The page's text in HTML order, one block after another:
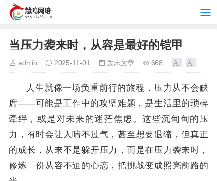
当压力袭来时，从容是最好的铠甲
admin 2025-11-01 励志文章 668
人生就像一场负重前行的旅程，压力从不会缺
席——可能是工作中的攻坚难题，是生活里的琐碎
牵绊，或是对未来的迷茫焦虑。这些沉甸甸的压
力，有时会让人喘不过气，甚至想要退缩，但真正
的成长，从来不是躲开压力，而是在压力袭来时，
修炼一份从容不迫的心态，把挑战变成照亮前路的